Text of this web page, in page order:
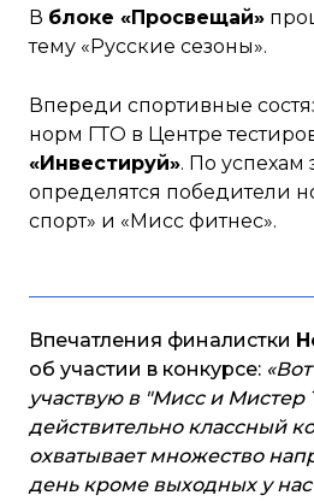
В блоке «Просвещай»
тему «Русские сезоны».
Впереди спортивные
норм ГТО в Центре
«Инвестируй». По успехам
определятся победители
спорт» и «Мисс фитнес».
Впечатления финалистки
об участии в конкурсе:
участвую в "Мисс и Мистер
действительно классный
охватывает множество
день кроме выходных у